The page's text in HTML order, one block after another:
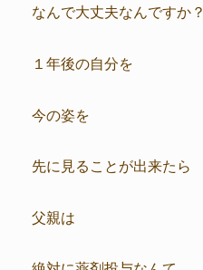
なんで大丈夫なんですか？
１年後の自分を
今の姿を
先に見ることが出来たら
父親は